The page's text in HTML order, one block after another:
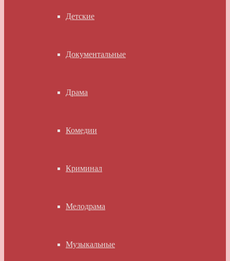
Детские
Документальные
Драма
Комедии
Криминал
Мелодрама
Музыкальные